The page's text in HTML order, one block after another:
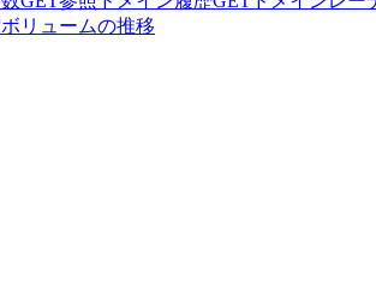
リュームの推移